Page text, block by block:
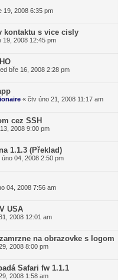
19, 2008 6:35 pm
kontaktu s vice cisly
19, 2008 12:45 pm
bře 16, 2008 2:28 pm
« čtv úno 21, 2008 11:17 am
cez SSH
2008 9:00 pm
1.1.3 (Překlad)
úno 04, 2008 2:50 pm
04, 2008 7:56 am
USA
2008 12:01 am
na obrazovke s logom
2008 8:00 pm
Safari fw 1.1.1
2008 1:58 am